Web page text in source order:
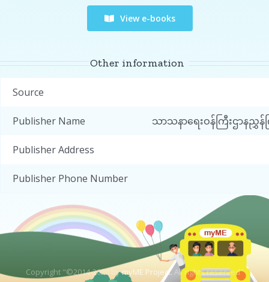
View e-books
Other information
Source
Publisher Name သာသနာရေးဝန်ကြီးဌာနညွှန်က
Publisher Address
Publisher Phone Number
Copyright "©2014-2020 bymyME Project.All rights reserved"